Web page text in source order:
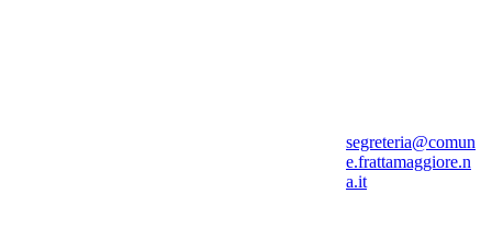
segreteria@comun
e.frattamaggiore.n
a.it